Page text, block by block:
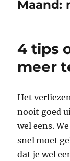
Maand:
4 tips
meer
Het
nooit goed
wel eens.
snel moet
dat je wel